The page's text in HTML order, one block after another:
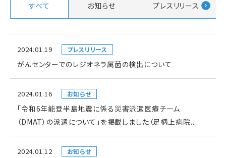
すべて お知らせ プレスリリース
2024.01.19 プレスリリース
がんセンターでのレジオネラ属菌の検出について
2024.01.16 お知らせ
「令和6年能登半島地震に係る災害派遣医療チーム
（DMAT）の派遣について」を掲載しました（足柄上病院...
2024.01.12 お知らせ